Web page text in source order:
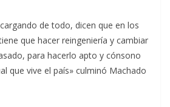
de todo, dicen que en los
que hacer reingeniería y cambiar
para hacerlo apto y cónsono
que vive el país» culminó Machado